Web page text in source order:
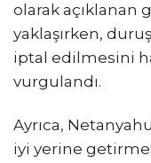
olarak açıklanan
yaklaşırken,
iptal edilmesini
vurgulandı.
Ayrıca,
iyi yerine